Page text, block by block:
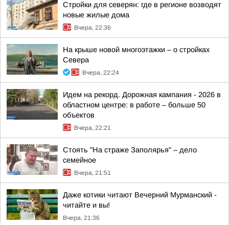
Стройки для северян: где в регионе возводят
новые жилые дома
Вчера, 22:36
На крыше новой многоэтажки – о стройках
Севера
Вчера, 22:24
Идем на рекорд. Дорожная кампания - 2026 в
областном центре: в работе – больше 50
объектов
Вчера, 22:21
Стоять "На страже Заполярья" – дело
семейное
Вчера, 21:51
Даже котики читают Вечерний Мурманский -
читайте и вы!
Вчера, 21:36